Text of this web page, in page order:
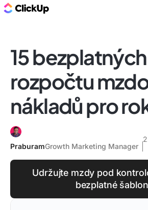
15
rozpočtu
nákladů pro
PraburamGrowth Marketing Manager
Udržujte mzdy pod
bezplatné